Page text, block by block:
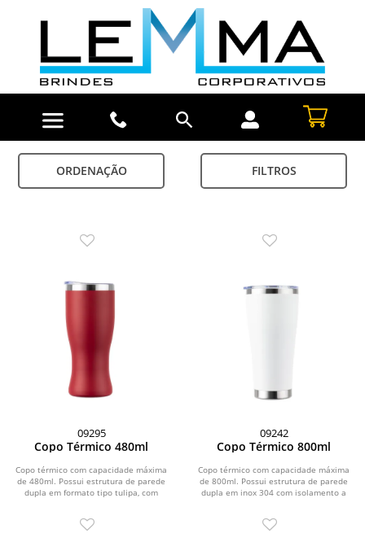
ORDENAÇÃO FILTROS
09295
Copo Térmico 480ml
Copo térmico com capacidade máxima
de 480ml. Possui estrutura de parede
dupla em formato tipo tulipa, com
09242
Copo Térmico 800ml
Copo térmico com capacidade máxima
de 800ml. Possui estrutura de parede
dupla em inox 304 com isolamento a